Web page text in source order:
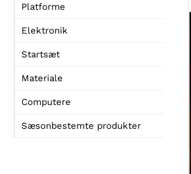
Platforme
Elektronik
Startsæt
Materiale
Computere
Sæsonbestemte produkter